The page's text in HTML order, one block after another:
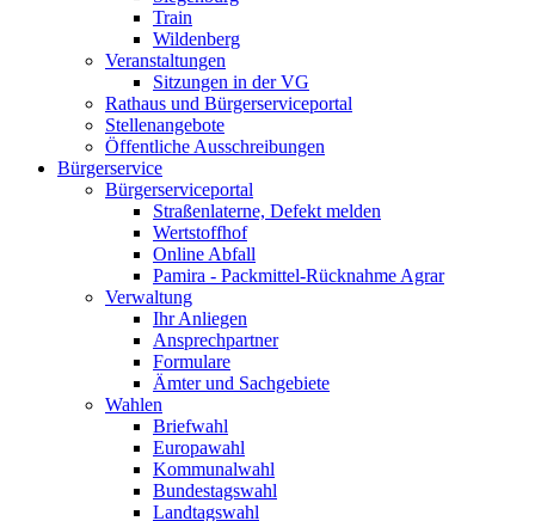
Train
Wildenberg
Veranstaltungen
Sitzungen in der VG
Rathaus und Bürgerserviceportal
Stellenangebote
Öffentliche Ausschreibungen
Bürgerservice
Bürgerserviceportal
Straßenlaterne, Defekt melden
Wertstoffhof
Online Abfall
Pamira - Packmittel-Rücknahme Agrar
Verwaltung
Ihr Anliegen
Ansprechpartner
Formulare
Ämter und Sachgebiete
Wahlen
Briefwahl
Europawahl
Kommunalwahl
Bundestagswahl
Landtagswahl